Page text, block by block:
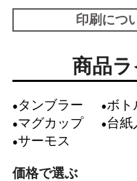
印刷につ
商品
タンブラー ボト
マグカップ
台紙
サーモス
価格で選ぶ